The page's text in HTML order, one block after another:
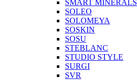
SMART MINERALS
SOLEO
SOLOMEYA
SOSKIN
SOSU
STEBLANC
STUDIO STYLE
SURGI
SVR